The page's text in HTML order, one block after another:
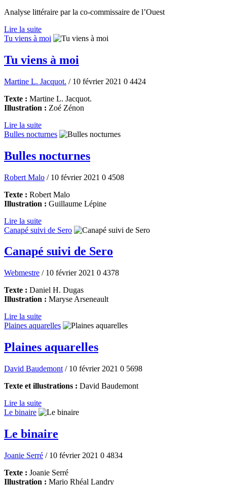
Analyse littéraire par la co-commissaire de l’Ouest
Lire la suite
Tu viens à moi
Tu viens à moi
Martine L. Jacquot. / 10 février 2021 0 4424
Texte : Martine L. Jacquot.
Illustration : Zoé Zénon
Lire la suite
Bulles nocturnes
Bulles nocturnes
Robert Malo / 10 février 2021 0 4508
Texte : Robert Malo
Illustration : Guillaume Lépine
Lire la suite
Canapé suivi de Sero
Canapé suivi de Sero
Webmestre / 10 février 2021 0 4378
Texte : Daniel H. Dugas
Illustration : Maryse Arseneault
Lire la suite
Plaines aquarelles
Plaines aquarelles
David Baudemont / 10 février 2021 0 5698
Texte et illustrations : David Baudemont
Lire la suite
Le binaire
Le binaire
Joanie Serré / 10 février 2021 0 4834
Texte : Joanie Serré
Illustration : Mario Rhéal Landry